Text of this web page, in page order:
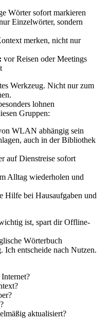
Wörter sofort markieren
Einzelwörter, sondern
merken, nicht nur
vor Reisen oder Meetings
Werkzeug. Nicht nur zum
lohnen
Gruppen:
WLAN abhängig sein
auch in der Bibliothek
auf Dienstreise sofort
Alltag wiederholen und
Hilfe bei Hausaufgaben und
ist, spart dir Offline-
Wörterbuch
Ich entscheide nach Nutzen.
aktualisiert?